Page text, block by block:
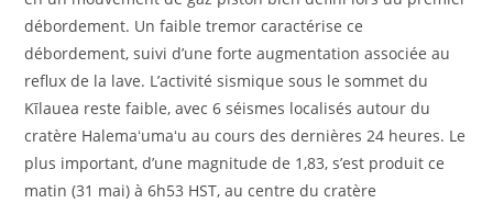
débordement. Un faible tremor caractérise ce
débordement, suivi d’une forte augmentation associée au
reflux de la lave. L’activité sismique sous le sommet du
Kīlauea reste faible, avec 6 séismes localisés autour du
cratère Halemaʻumaʻu au cours des dernières 24 heures. Le
plus important, d’une magnitude de 1,83, s’est produit ce
matin (31 mai) à 6h53 HST, au centre du cratère